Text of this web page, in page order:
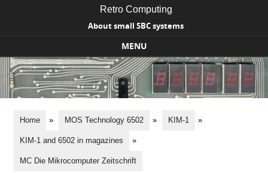
Retro Computing
About small SBC systems
MENU
Skip to content
Home » MOS Technology 6502 » KIM-1 »
KIM-1 and 6502 in magazines »
MC Die Mikrocomputer Zeitschrift